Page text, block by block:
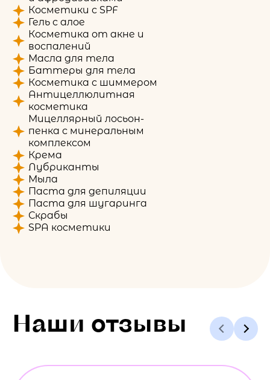
Косметики с SPF
Гель с алое
Косметика от акне и
воспалений
Масла для тела
Баттеры для тела
Косметика с шиммером
Антицеллюлитная
косметика
Мицеллярный лосьон-
пенка с минеральным
комплексом
Крема
Лубриканты
Мыла
Паста для депиляции
Паста для шугаринга
Скрабы
SPA косметики
Наши отзывы